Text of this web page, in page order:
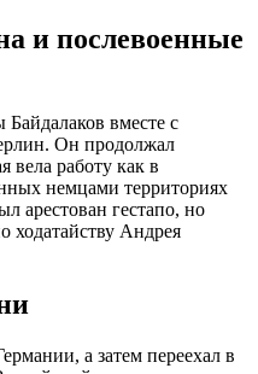
и послевоенные
вместе с
Он продолжал
вела работу как в
немцами территориях
арестован гестапо, но
ходатайству Андрея
а затем переехал в